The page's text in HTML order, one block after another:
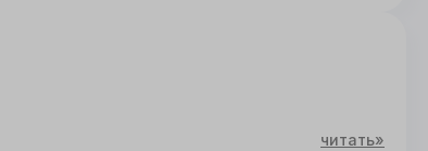
читать»